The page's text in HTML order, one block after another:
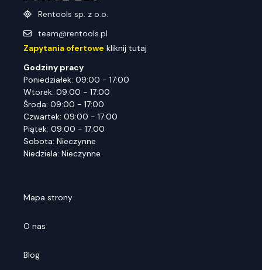
Rentools sp. z o.o.
team@rentools.pl
Zapytania ofertowe kliknij tutaj
Godziny pracy
Poniedziałek: 09:00 - 17:00
Wtorek: 09:00 - 17:00
Środa: 09:00 - 17:00
Czwartek: 09:00 - 17:00
Piątek: 09:00 - 17:00
Sobota: Nieczynne
Niedziela: Nieczynne
Mapa strony
O nas
Blog